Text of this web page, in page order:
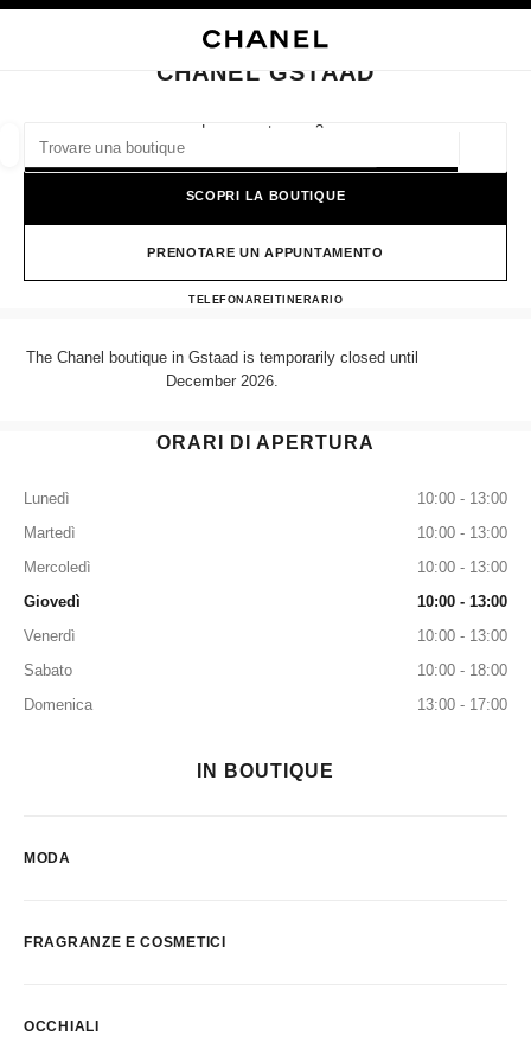
I suggerimenti sono mostrati sotto la barra di ricerca
0 Suggerimenti disponibili
CHIUDI LA SCHEDA DELLA BOUTIQUE CHANEL GSTAAD
CHANEL GSTAAD
Lauenenstrasse 2,
SCOPRI LA BOUTIQUE
PRENOTARE UN APPUNTAMENTO
TELEFONARE
337484400ITINERARIO
CHANEL GSTAAD
The Chanel boutique in Gstaad is temporarily closed until
December 2026.
ORARI DI APERTURA
Lunedì
10:00 - 13:00
Martedì
10:00 - 13:00
Mercoledì
10:00 - 13:00
Giovedì
10:00 - 13:00
Venerdì
10:00 - 13:00
Sabato
10:00 - 18:00
Domenica
13:00 - 17:00
IN BOUTIQUE
MODA
FRAGRANZE E COSMETICI
OCCHIALI
Filtrare risultati per:OCCHIALI OROLOGERIA E GIOIELLERIA